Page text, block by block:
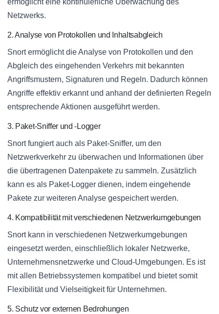
ermöglicht eine kontinuierliche Überwachung des
Netzwerks.
2. Analyse von Protokollen und Inhaltsabgleich
Snort ermöglicht die Analyse von Protokollen und den
Abgleich des eingehenden Verkehrs mit bekannten
Angriffsmustern, Signaturen und Regeln. Dadurch können
Angriffe effektiv erkannt und anhand der definierten Regeln
entsprechende Aktionen ausgeführt werden.
3. Paket-Sniffer und -Logger
Snort fungiert auch als Paket-Sniffer, um den
Netzwerkverkehr zu überwachen und Informationen über
die übertragenen Datenpakete zu sammeln. Zusätzlich
kann es als Paket-Logger dienen, indem eingehende
Pakete zur weiteren Analyse gespeichert werden.
4. Kompatibilität mit verschiedenen Netzwerkumgebungen
Snort kann in verschiedenen Netzwerkumgebungen
eingesetzt werden, einschließlich lokaler Netzwerke,
Unternehmensnetzwerke und Cloud-Umgebungen. Es ist
mit allen Betriebssystemen kompatibel und bietet somit
Flexibilität und Vielseitigkeit für Unternehmen.
5. Schutz vor externen Bedrohungen